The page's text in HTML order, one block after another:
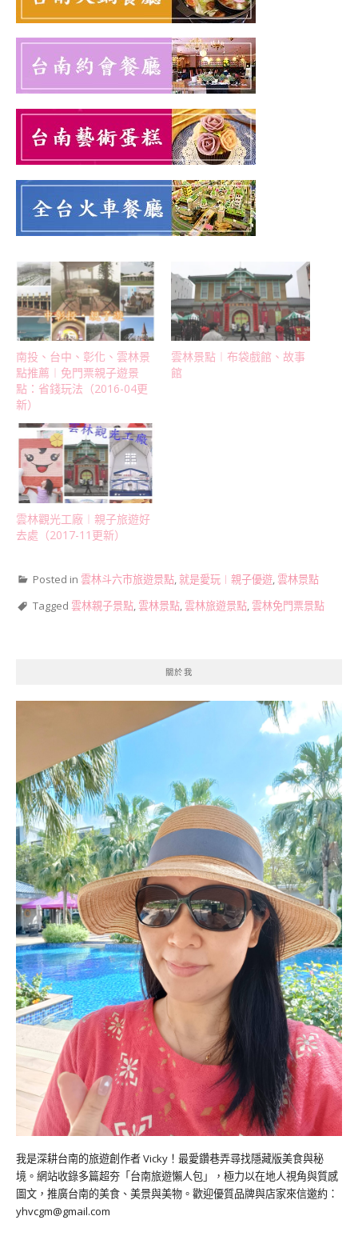
南投、台中、彰化、雲林景
點推薦︱免門票親子遊景
點：省錢玩法（2016-04更
新）
雲林景點︱布袋戲館、故事
館
雲林觀光工廠︱親子旅遊好
去處（2017-11更新）
Posted in 雲林斗六市旅遊景點,就是愛玩︱親子優遊,雲林景點
Tagged 雲林親子景點,雲林景點,雲林旅遊景點,雲林免門票景點
關於我
我是深耕台南的旅遊創作者 Vicky！最愛鑽巷弄尋找隱藏版美食與秘
境。網站收錄多篇超夯「台南旅遊懶人包」，極力以在地人視角與質感
圖文，推廣台南的美食、美景與美物。歡迎優質品牌與店家來信邀約：
yhvcgm@gmail.com